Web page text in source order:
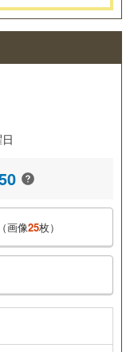
（画像25枚）